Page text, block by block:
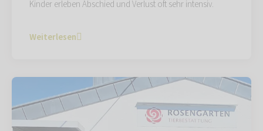
Kinder erleben Abschied und Verlust oft sehr intensiv.
Weiterlesen